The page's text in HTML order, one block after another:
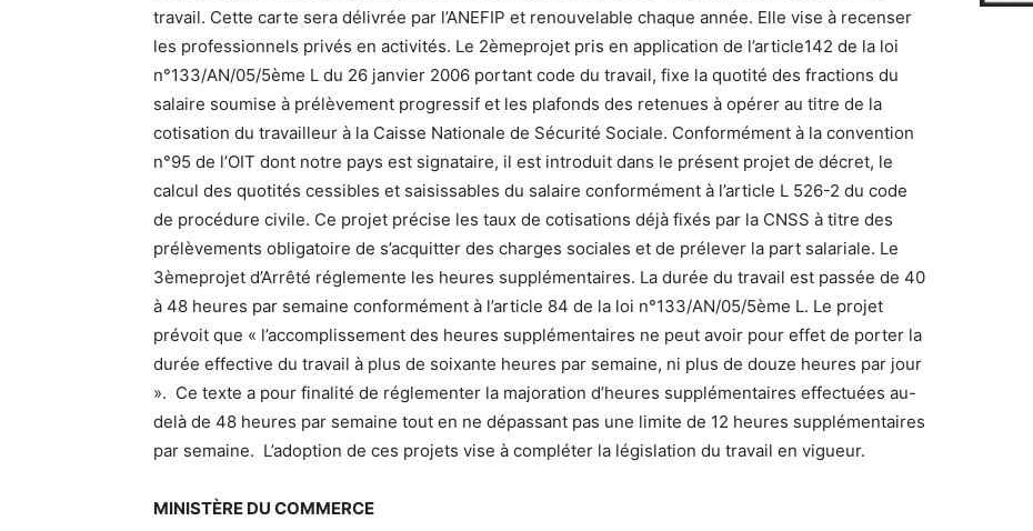
travail. Cette carte sera délivrée par l’ANEFIP et renouvelable chaque année. Elle vise à recenser
les professionnels privés en activités. Le 2èmeprojet pris en application de l’article142 de la loi
n°133/AN/05/5ème L du 26 janvier 2006 portant code du travail, fixe la quotité des fractions du
salaire soumise à prélèvement progressif et les plafonds des retenues à opérer au titre de la
cotisation du travailleur à la Caisse Nationale de Sécurité Sociale. Conformément à la convention
n°95 de l’OIT dont notre pays est signataire, il est introduit dans le présent projet de décret, le
calcul des quotités cessibles et saisissables du salaire conformément à l’article L 526-2 du code
de procédure civile. Ce projet précise les taux de cotisations déjà fixés par la CNSS à titre des
prélèvements obligatoire de s’acquitter des charges sociales et de prélever la part salariale. Le
3èmeprojet d’Arrêté réglemente les heures supplémentaires. La durée du travail est passée de 40
à 48 heures par semaine conformément à l’article 84 de la loi n°133/AN/05/5ème L. Le projet
prévoit que « l’accomplissement des heures supplémentaires ne peut avoir pour effet de porter la
durée effective du travail à plus de soixante heures par semaine, ni plus de douze heures par jour
». Ce texte a pour finalité de réglementer la majoration d’heures supplémentaires effectuées au-
delà de 48 heures par semaine tout en ne dépassant pas une limite de 12 heures supplémentaires
par semaine. L’adoption de ces projets vise à compléter la législation du travail en vigueur.
MINISTÈRE DU COMMERCE